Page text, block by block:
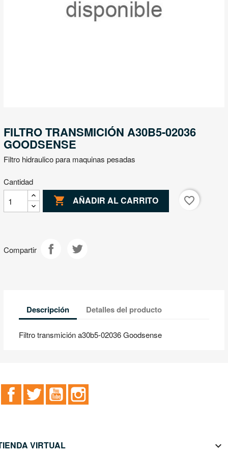
FILTRO TRANSMICIÓN A30B5-02036
GOODSENSE
Filtro hidraulico para maquinas pesadas
Cantidad
 AÑADIR AL CARRITO favorite_border
Compartir
Descripción Detalles del producto
Filtro transmición a30b5-02036 Goodsense
FacebookTwitter YouTube
VIRTUAL 